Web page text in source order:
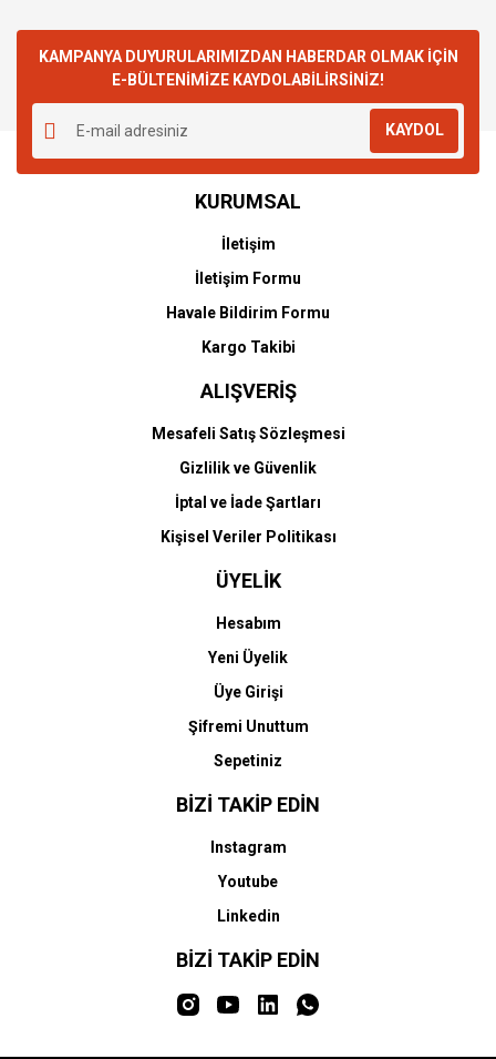
KAMPANYA DUYURULARIMIZDAN HABERDAR OLMAK İÇİN
E-BÜLTENİMİZE KAYDOLABİLİRSİNİZ!
KAYDOL
KURUMSAL
İletişim
İletişim Formu
Havale Bildirim Formu
Kargo Takibi
ALIŞVERİŞ
Mesafeli Satış Sözleşmesi
Gizlilik ve Güvenlik
İptal ve İade Şartları
Kişisel Veriler Politikası
ÜYELİK
Hesabım
Yeni Üyelik
Üye Girişi
Şifremi Unuttum
Sepetiniz
BİZİ TAKİP EDİN
Instagram
Youtube
Linkedin
BİZİ TAKİP EDİN